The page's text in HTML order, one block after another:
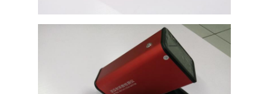
Ειδήσεις